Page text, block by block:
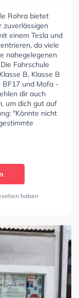
Rohra bietet
zuverlässigen
einem Tesla und
da viele
nahegelegenen
Fahrschule
B, Klasse B
BF17 und Mofa -
dir auch
um dich gut auf
"Könnte nicht
haben